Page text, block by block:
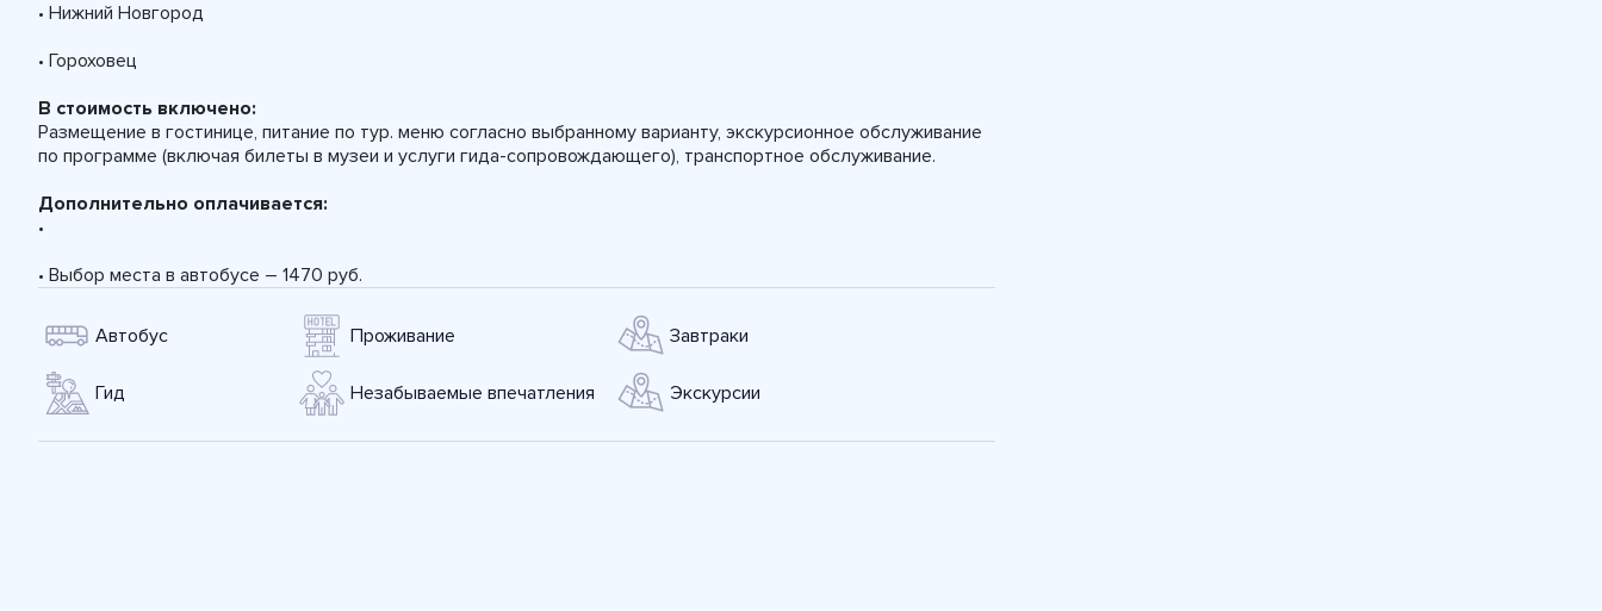
• Нижний Новгород
• Гороховец
В стоимость включено:
Размещение в гостинице, питание по тур. меню согласно выбранному варианту, экскурсионное обслуживание
по программе (включая билеты в музеи и услуги гида-сопровождающего), транспортное обслуживание.
Дополнительно оплачивается:
•
• Выбор места в автобусе – 1470 руб.
Автобус Проживание Завтраки
Гид Незабываемые впечатления Экскурсии